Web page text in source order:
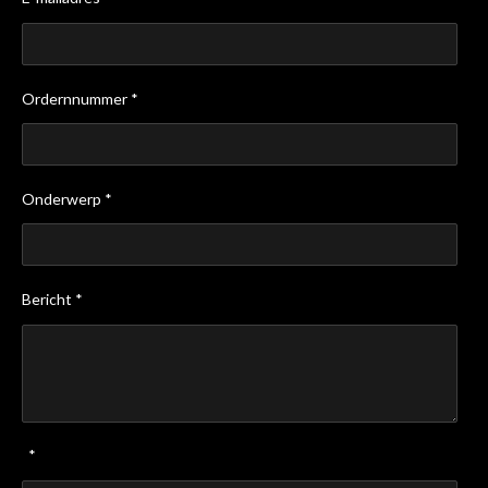
Ordernnummer *
Onderwerp *
Bericht *
*